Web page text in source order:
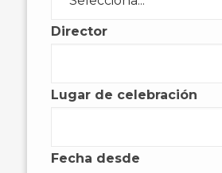
Director
Lugar de celebración
Fecha desde